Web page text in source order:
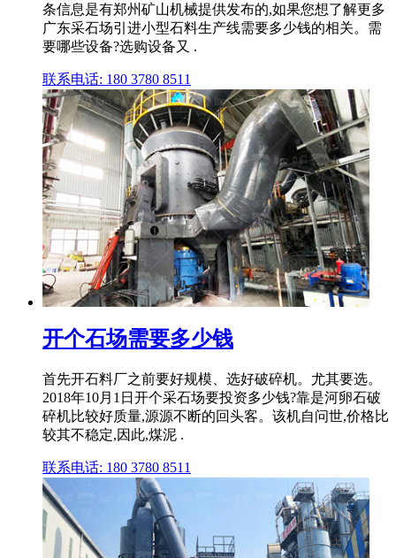
条信息是有郑州矿山机械提供发布的,如果您想了解更多
广东采石场引进小型石料生产线需要多少钱的相关。需
要哪些设备?选购设备又 .
联系电话: 180 3780 8511
开个石场需要多少钱
首先开石料厂之前要好规模、选好破碎机。尤其要选。
2018年10月1日开个采石场要投资多少钱?靠是河卵石破
碎机比较好质量,源源不断的回头客。该机自问世,价格比
较其不稳定,因此,煤泥 .
联系电话: 180 3780 8511